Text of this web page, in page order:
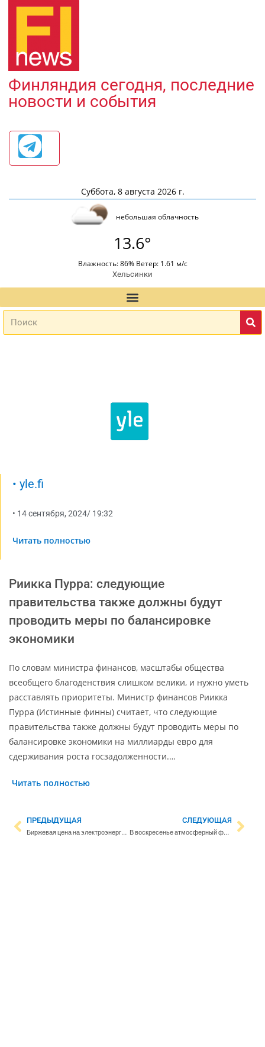
Финляндия сегодня, последние
новости и события
Суббота, 8 августа 2026 г.
небольшая облачность
13.6°
Влажность: 86% Ветер: 1.61 м/с
Хельсинки
• yle.fi
• 14 сентября, 2024/ 19:32
Читать полностью
Риикка Пурра: следующие
правительства также должны будут
проводить меры по балансировке
экономики
По словам министра финансов, масштабы общества
всеобщего благоденствия слишком велики, и нужно уметь
расставлять приоритеты. Министр финансов Риикка
Пурра (Истинные финны) считает, что следующие
правительства также должны будут проводить меры по
балансировке экономики на миллиарды евро для
сдерживания роста госзадолженности.…
Читать полностью
ПРЕДЫДУЩАЯ
Биржевая цена на электроэнергию в субботу значительно ниже, чем в предыдущие дни
СЛЕДУЮЩАЯ
В воскресенье атмосферный фронт с дождями двинется на восток